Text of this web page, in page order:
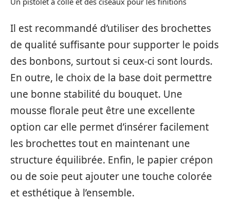
Il est recommandé d’utiliser des brochettes
de qualité suffisante pour supporter le poids
des bonbons, surtout si ceux-ci sont lourds.
En outre, le choix de la base doit permettre
une bonne stabilité du bouquet. Une
mousse florale peut être une excellente
option car elle permet d’insérer facilement
les brochettes tout en maintenant une
structure équilibrée. Enfin, le papier crépon
ou de soie peut ajouter une touche colorée
et esthétique à l’ensemble.